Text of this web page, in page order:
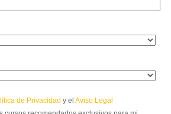
de Privacidad y el Aviso Legal